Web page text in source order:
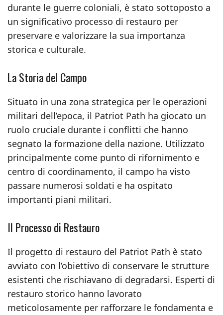
durante le guerre coloniali, è stato sottoposto a
un significativo processo di restauro per
preservare e valorizzare la sua importanza
storica e culturale.
La Storia del Campo
Situato in una zona strategica per le operazioni
militari dell’epoca, il Patriot Path ha giocato un
ruolo cruciale durante i conflitti che hanno
segnato la formazione della nazione. Utilizzato
principalmente come punto di rifornimento e
centro di coordinamento, il campo ha visto
passare numerosi soldati e ha ospitato
importanti piani militari.
Il Processo di Restauro
Il progetto di restauro del Patriot Path è stato
avviato con l’obiettivo di conservare le strutture
esistenti che rischiavano di degradarsi. Esperti di
restauro storico hanno lavorato
meticolosamente per rafforzare le fondamenta e